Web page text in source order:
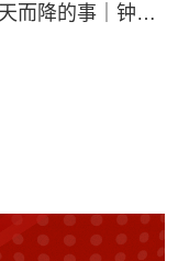
对话满帮集团张晖：上市不是从天而降的事｜钟鼎IPO